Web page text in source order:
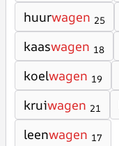
huurwagen 25
kaaswagen 18
koelwagen 19
kruiwagen 21
leenwagen 17